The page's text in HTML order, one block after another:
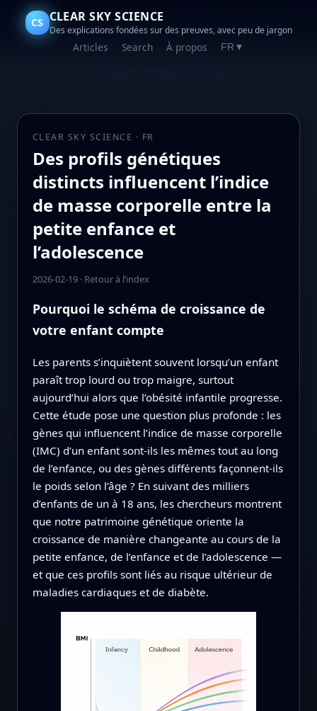
CS CLEAR SKY SCIENCE
Des explications fondées sur des preuves, avec peu de jargon
Articles Search À propos FR ▼
CLEAR SKY SCIENCE · FR
Des profils génétiques
distincts influencent l’indice
de masse corporelle entre la
petite enfance et
l’adolescence
2026-02-19· Retour à l’index
Pourquoi le schéma de croissance de
votre enfant compte
Les parents s’inquiètent souvent lorsqu’un enfant
paraît trop lourd ou trop maigre, surtout
aujourd’hui alors que l’obésité infantile progresse.
Cette étude pose une question plus profonde : les
gènes qui influencent l’indice de masse corporelle
(IMC) d’un enfant sont-ils les mêmes tout au long
de l’enfance, ou des gènes différents façonnent-ils
le poids selon l’âge ? En suivant des milliers
d’enfants de un à 18 ans, les chercheurs montrent
que notre patrimoine génétique oriente la
croissance de manière changeante au cours de la
petite enfance, de l’enfance et de l’adolescence —
et que ces profils sont liés au risque ultérieur de
maladies cardiaques et de diabète.